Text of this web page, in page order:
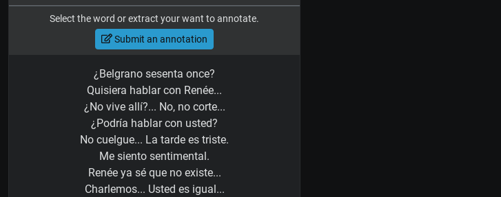
Select the word or extract your want to annotate.
Submit an annotation
¿Belgrano sesenta once?
Quisiera hablar con Renée...
¿No vive allí?... No, no corte...
¿Podría hablar con usted?
No cuelgue... La tarde es triste.
Me siento sentimental.
Renée ya sé que no existe...
Charlemos... Usted es igual...